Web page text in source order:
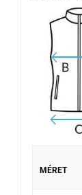
MÉRET